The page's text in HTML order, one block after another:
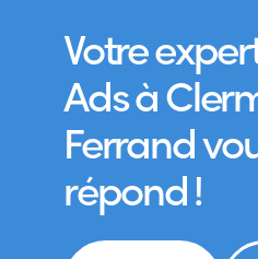
Votre
Ads à
Ferrand
répond !